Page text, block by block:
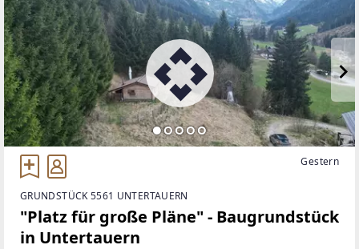
Gestern
GRUNDSTÜCK 5561 UNTERTAUERN
"Platz für große Pläne" - Baugrundstück
in Untertauern